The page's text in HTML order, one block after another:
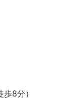
8分）